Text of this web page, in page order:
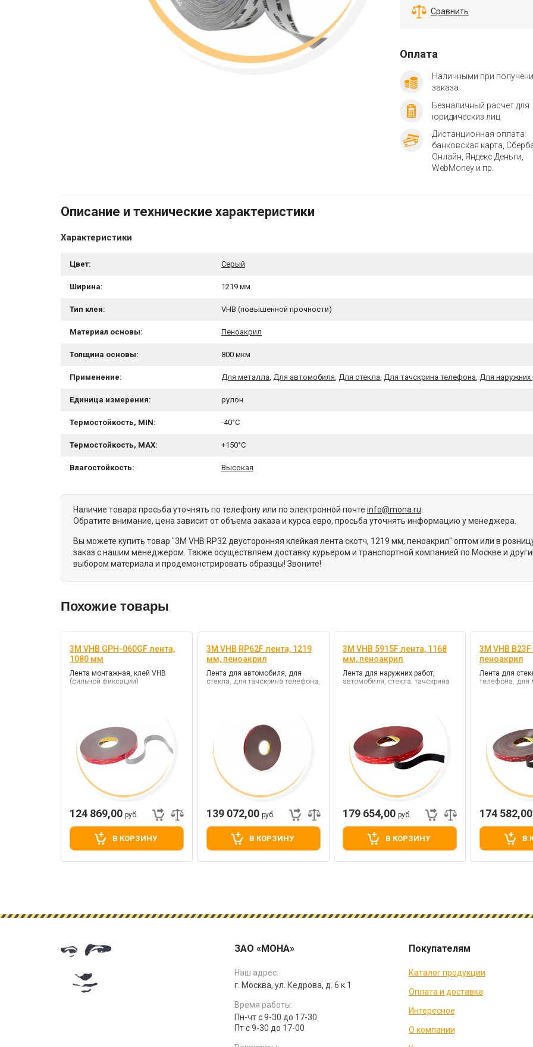
Сравнить
Оплата
Наличными при
заказа
Безналичный расчет для
юридическиз лиц
Дистанционная оплата:
банковская карта,
Онлайн, Яндекс Деньги,
WebMoney и пр.
Описание и технические характеристики
Характеристики
Цвет: Серый
Ширина: 1219 мм
Тип клея: VHB (повышенной прочности)
Материал основы: Пеноакрил
Толщина основы: 800 мкм
Применение: Для металла, Для автомобиля, Для стекла, Для тачскрина телефона, Для наружних
Единица измерения: рулон
Термостойкость, MIN: -40°C
Термостойкость, MAX: +150°C
Влагостойкость: Высокая
Наличие товара просьба уточнять по телефону или по электронной почте info@mona.ru
Обратите внимание, цена зависит от объема заказа и курса евро, просьба уточнять информацию у менеджера.
Вы можете купить товар "3M VHB RP32 двусторонняя клейкая лента скотч, 1219 мм, пеноакрил" оптом или в
заказ с нашим менеджером. Также осуществляем доставку курьером и транспортной компанией по Москве и
выбором материала и продемонстрировать образцы! Звоните!
Похожие товары
3M VHB GPH-060GF лента,
1080 мм
Лента монтажная, клей VHB
(сильной фиксации)
124 869,00 руб.
В КОРЗИНУ
3M VHB RP62F лента, 1219
мм, пеноакрил
Лента для автомобиля, для
стекла, для тачскрина телефона,
139 072,00 руб.
В КОРЗИНУ
3M VHB 5915F лента, 1168
мм, пеноакрил
Лента для наружних работ,
автомобиля, стекла, тачскрина
телефона, металлов, пластиков,
179 654,00 руб.
В КОРЗИНУ
3M VHB
пеноакрил
Лента для
телефона, для
наружних
174 582,00
В
ЗАО «МОНА»
Наш адрес:
г. Москва, ул. Кедрова, д. 6 к.1
Время работы:
Пн-чт с 9-30 до 17-30
Пт с 9-30 до 17-00
Покупателям
Каталог продукции
Оплата и доставка
Интересное
О компании